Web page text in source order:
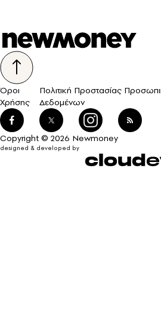
Όροι
Χρήσης
Πολιτική Προστασίας
Δεδομένων
Copyright © 2026 Newmoney
designed & developed by